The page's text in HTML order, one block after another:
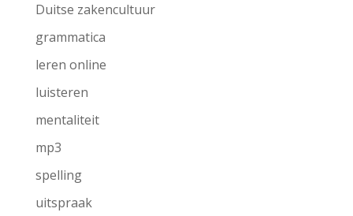
Duitse zakencultuur
grammatica
leren online
luisteren
mentaliteit
mp3
spelling
uitspraak